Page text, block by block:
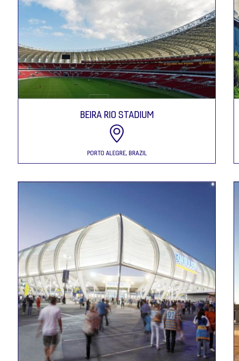
BEIRA RIO STADIUM
PORTO ALEGRE, BRAZIL